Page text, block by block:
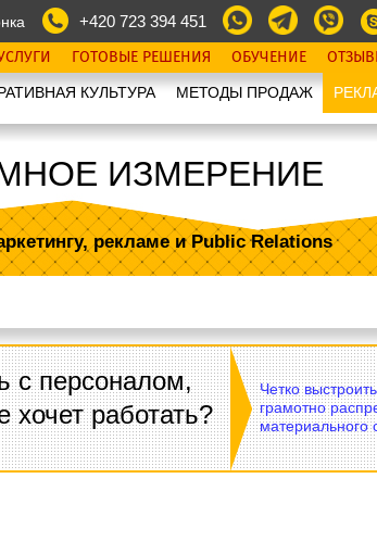
+420 723 394 451
ГОТОВЫЕ РЕШЕНИЯ ОБУЧЕНИЕ
КУЛЬТУРА МЕТОДЫ ПРОДАЖ
ИЗМЕРЕНИЕ
рекламе и Public Relations
с персоналом,
хочет работать?
Четко
грамотно
материального